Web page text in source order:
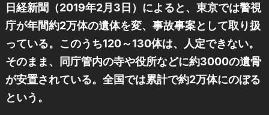
日経新聞（2019年2月3日）によると、東京では警視
庁が年間約2万体の遺体を変、事故事案として取り扱
っている。このうち120～130体は、人定できない。
そのまま、同庁管内の寺や役所などに約3000の遺骨
が安置されている。全国では累計で約2万体にのぼる
という。